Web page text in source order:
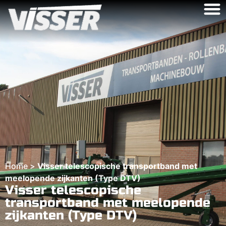
Home>Visser telescopische transportband met
meelopende zijkanten (Type DTV)
Visser telescopische
transportband met meelopende
zijkanten (Type DTV)